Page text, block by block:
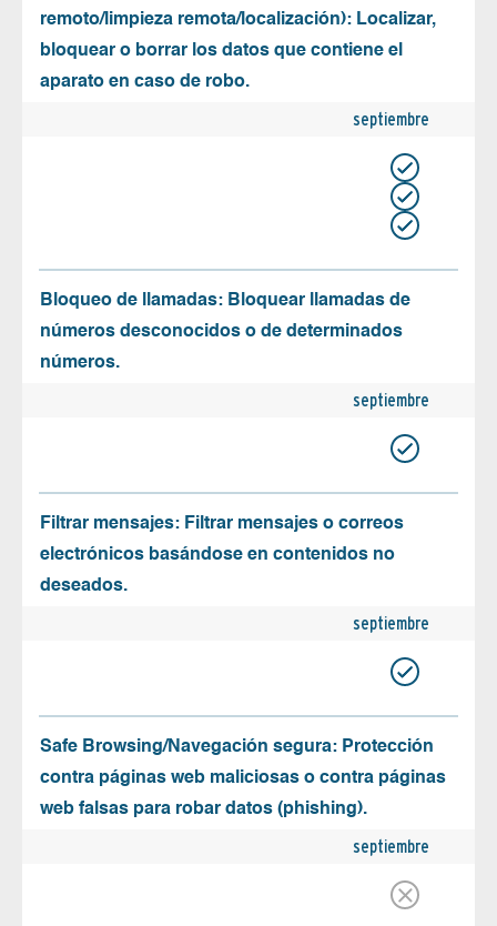
remoto/limpieza remota/localización): Localizar,
bloquear o borrar los datos que contiene el
aparato en caso de robo.
septiembre
Bloqueo de llamadas: Bloquear llamadas de
números desconocidos o de determinados
números.
septiembre
Filtrar mensajes: Filtrar mensajes o correos
electrónicos basándose en contenidos no
deseados.
septiembre
Safe Browsing/Navegación segura: Protección
contra páginas web maliciosas o contra páginas
web falsas para robar datos (phishing).
septiembre